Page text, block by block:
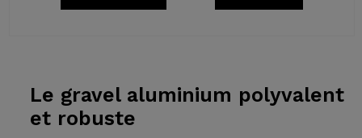
Le gravelaluminium polyvalent
et robuste